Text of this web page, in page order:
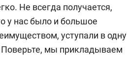
Не всегда получается,
у нас было и большое
уступали в одну
мы прикладываем